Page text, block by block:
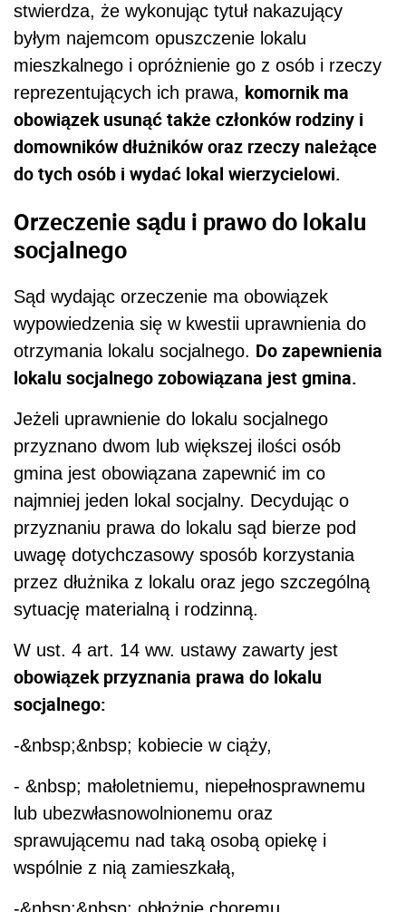
stwierdza, że wykonując tytuł nakazujący
byłym najemcom opuszczenie lokalu
mieszkalnego i opróżnienie go z osób i rzeczy
reprezentujących ich prawa, komornik ma
obowiązek usunąć także członków rodziny i
domowników dłużników oraz rzeczy należące
do tych osób i wydać lokal wierzycielowi.
Orzeczenie sądu i prawo do lokalu
socjalnego
Sąd wydając orzeczenie ma obowiązek
wypowiedzenia się w kwestii uprawnienia do
otrzymania lokalu socjalnego. Do zapewnienia
lokalu socjalnego zobowiązana jest gmina.
Jeżeli uprawnienie do lokalu socjalnego
przyznano dwom lub większej ilości osób
gmina jest obowiązana zapewnić im co
najmniej jeden lokal socjalny. Decydując o
przyznaniu prawa do lokalu sąd bierze pod
uwagę dotychczasowy sposób korzystania
przez dłużnika z lokalu oraz jego szczególną
sytuację materialną i rodzinną.
W ust. 4 art. 14 ww. ustawy zawarty jest
obowiązek przyznania prawa do lokalu
socjalnego:
-&nbsp;&nbsp; kobiecie w ciąży,
- &nbsp; małoletniemu, niepełnosprawnemu
lub ubezwłasnowolnionemu oraz
sprawującemu nad taką osobą opiekę i
wspólnie z nią zamieszkałą,